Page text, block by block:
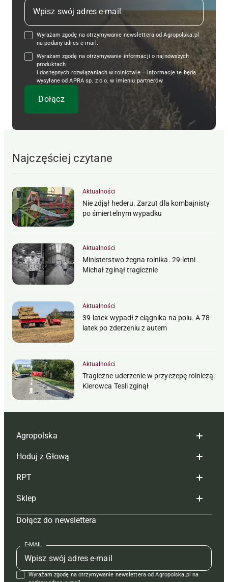
Wyrażam zgodę na otrzymywanie newslettera od Agropolska.pl
na podany adres e-mail.
Wyrażam zgodę na otrzymywanie informacji o najnowszych
produktach
i dostępnych rozwiązaniach w rolnictwie – informacje te będą
wysyłane od APRA sp. z o.o. w imieniu partnerów.
Najczęściej czytane
Aktualności
Nie zdjął hederu. Zarzut dla kombajnisty
po śmiertelnym wypadku
Aktualności
Ministerstwo żegna rolnika. 29-letni
Michał zginął tragicznie
Aktualności
39-latek wypadł z ciągnika na polu. A 78-
latek po zderzeniu z autem
Aktualności
Tragiczne uderzenie w przyczepę rolniczą.
Kierowca Tesli zginął
Agropolska
Redakcja
Reklama
Tagi
Mapa serwisu
Kontakt
Regulamin
Hoduj z Głową
Hoduj z głową bydło
Hoduj z głową świnie
Prenumerata
Redakcja
Kontakt
RPT
Redakcja
Prenumerata
Reklama
Kontakt
Sklep
Czasopisma i prenumerata
Książki
Regulamin
Dołącz do newslettera
E-MAIL
Wyrażam zgodę na otrzymywanie newslettera od Agropolska.pl na